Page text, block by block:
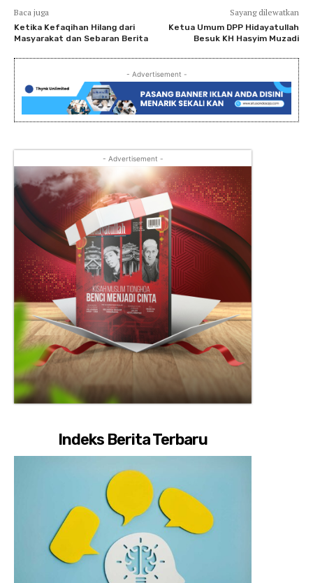
Baca juga
Ketika Kefaqihan Hilang dari
Masyarakat dan Sebaran Berita
Sayang dilewatkan
Ketua Umum DPP Hidayatullah
Besuk KH Hasyim Muzadi
- Advertisement -
- Advertisement -
Indeks Berita Terbaru